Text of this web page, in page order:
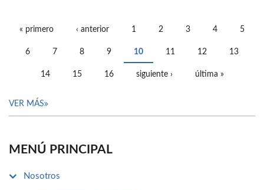
« primero ‹ anterior 1 2 3 4 5
6 7 8 9 10 11 12 13
14 15 16 siguiente › última »
VER MÁS
MENÚ PRINCIPAL
Nosotros